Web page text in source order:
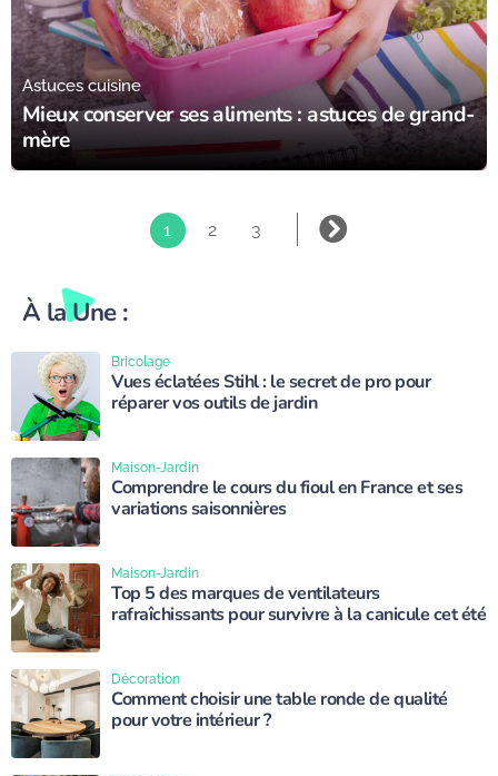
Mieux conserver ses aliments : astuces de grand-
mère
Astuces cuisine
18/07/24
1 2 3
À la Une :
Vues éclatées Stihl : le secret de pro pour
réparer vos outils de jardin
Bricolage
Comprendre le cours du fioul en France et ses
variations saisonnières
Maison-Jardin
Top 5 des marques de ventilateurs
rafraîchissants pour survivre à la canicule cet été
Maison-Jardin
Comment choisir une table ronde de qualité
pour votre intérieur ?
Décoration